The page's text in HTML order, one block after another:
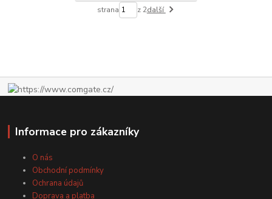
strana z 2další
Informace pro zákazníky
O nás
Obchodní podmínky
Ochrana údajů
Doprava a platba